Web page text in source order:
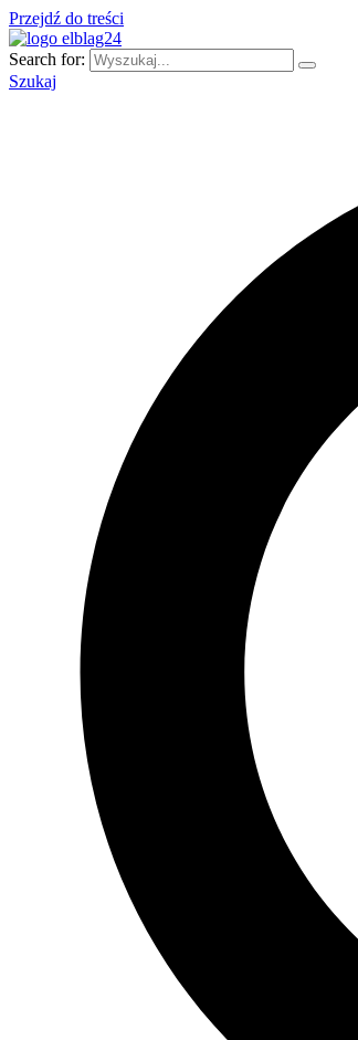
Przejdź do treści
Search for:
Szukaj